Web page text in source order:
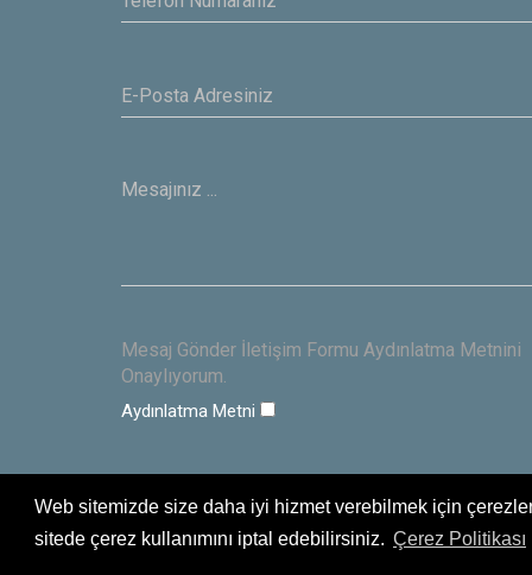
Web sitemizde size daha iyi hizmet verebilmek için
sitede çerez kullanımını iptal edebilirsiniz. Çerez Politikası
Mesaj Gönder İletişim Formu Aydınlatma Metnini
Onaylıyorum.
Aydınlatma Metni